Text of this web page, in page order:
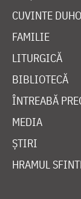
CUVINTE
FAMILIE
LITURGICĂ
BIBLIOTECĂ
ÎNTREABĂ
MEDIA
ȘTIRI
HRAMUL